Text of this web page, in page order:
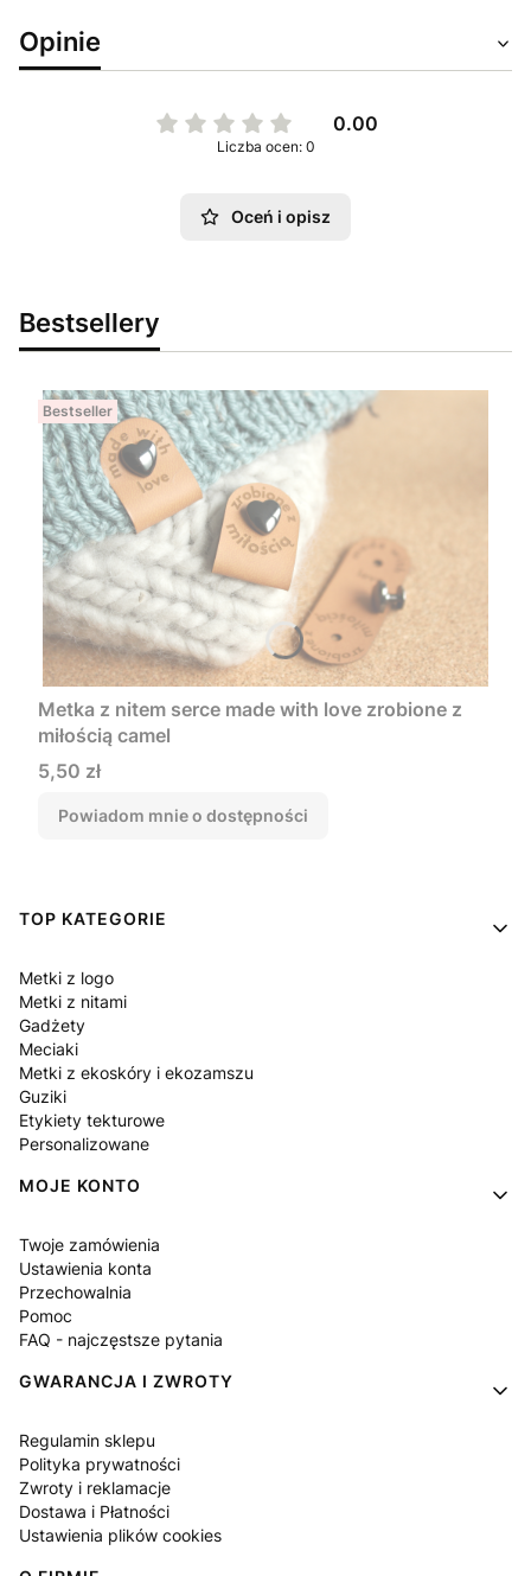
Opinie
0.00
Liczba ocen: 0
Oceń i opisz
Bestsellery
Bestseller
Metka z nitem serce made with love zrobione z
miłością camel
Cena
5,50 zł
Powiadom mnie o dostępności
Linki w stopce
TOP KATEGORIE
Metki z logo
Metki z nitami
Gadżety
Meciaki
Metki z ekoskóry i ekozamszu
Guziki
Etykiety tekturowe
Personalizowane
MOJE KONTO
Twoje zamówienia
Ustawienia konta
Przechowalnia
Pomoc
FAQ - najczęstsze pytania
GWARANCJA I ZWROTY
Regulamin sklepu
Polityka prywatności
Zwroty i reklamacje
Dostawa i Płatności
Ustawienia plików cookies